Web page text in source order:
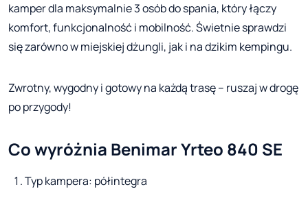
kamper dla maksymalnie 3 osób do spania, który łączy
komfort, funkcjonalność i mobilność. Świetnie sprawdzi
się zarówno w miejskiej dżungli, jak i na dzikim kempingu.
Zwrotny, wygodny i gotowy na każdą trasę – ruszaj w drogę
po przygody!
Co wyróżnia Benimar Yrteo 840 SE
Typ kampera: półintegra